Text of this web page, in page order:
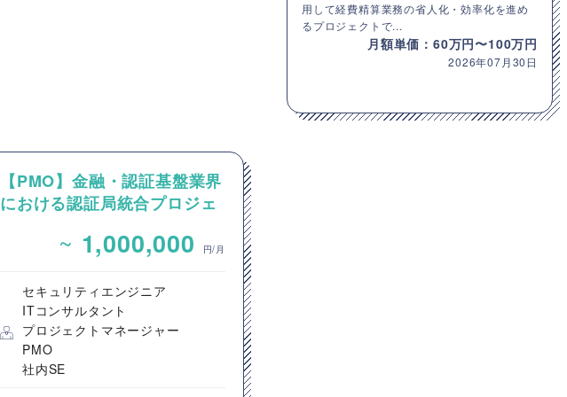
【PMO】金融・認証基盤業界
における認証局統合プロジェ
~ 1,000,000 円/月
セキュリティエンジニア
ITコンサルタント
プロジェクトマネージャー
PMO
社内SE
用して経費精算業務の省人化・効率化を進め
るプロジェクトで...
月額単価：60万円〜100万円
2026年07月30日